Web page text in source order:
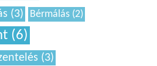
(3)
Bérmálás (2)
(6)
(3)